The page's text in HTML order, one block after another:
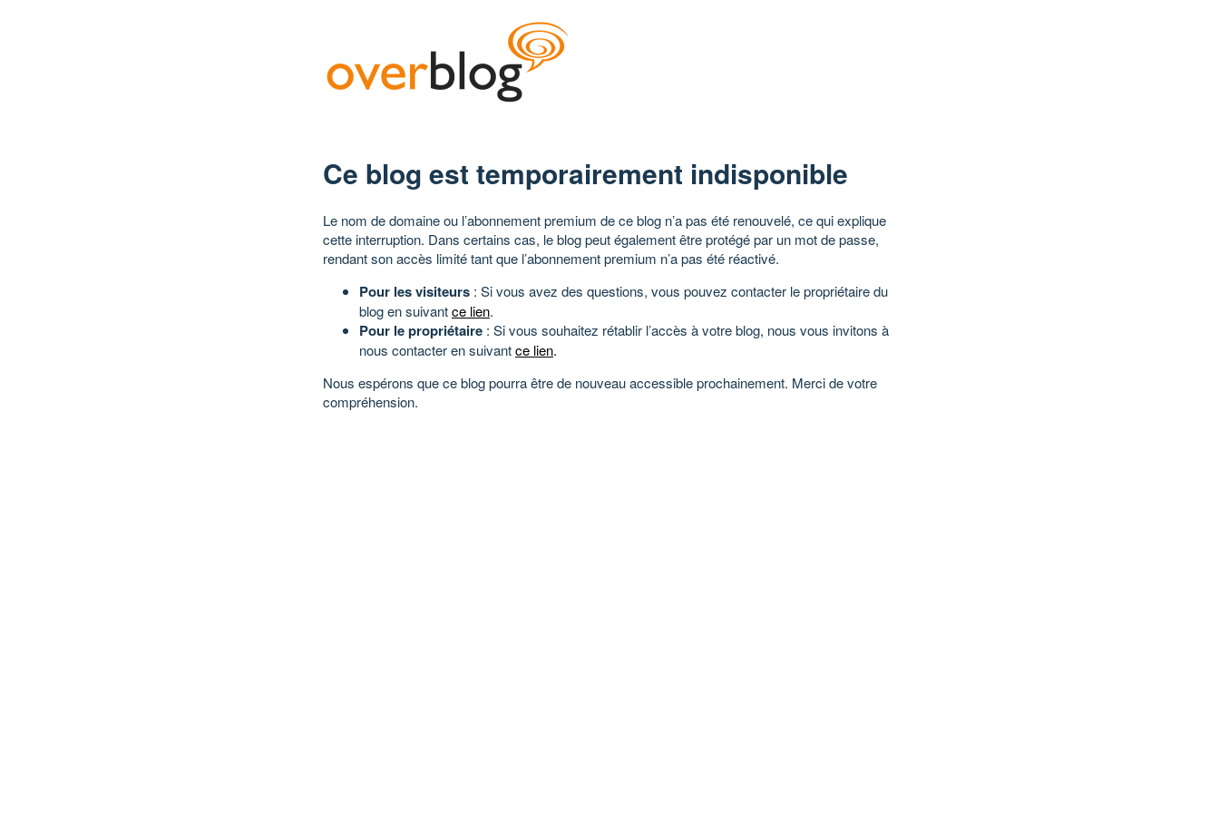
Ce blog est temporairement indisponible
Le nom de domaine ou l’abonnement premium de ce blog n’a pas été renouvelé, ce qui explique
cette interruption. Dans certains cas, le blog peut également être protégé par un mot de passe,
rendant son accès limité tant que l’abonnement premium n’a pas été réactivé.
Pour les visiteurs : Si vous avez des questions, vous pouvez contacter le propriétaire du
blog en suivantce lien.
Pour le propriétaire : Si vous souhaitez rétablir l’accès à votre blog, nous vous invitons à
nous contacter en suivantce lien.
Nous espérons que ce blog pourra être de nouveau accessible prochainement. Merci de votre
compréhension.